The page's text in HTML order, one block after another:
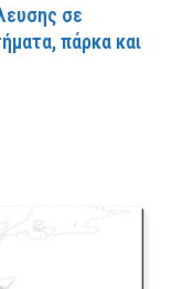
σε
πάρκα και